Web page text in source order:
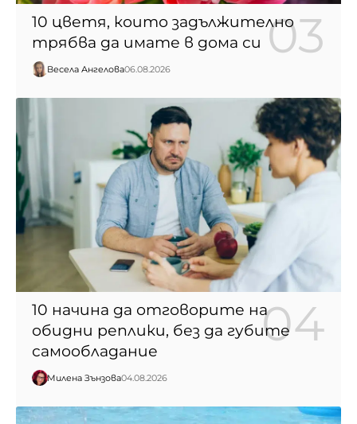
10 цветя, които задължително
трябва да имате в дома си
Весела Ангелова06.08.2026
10 начина да отговорите на
обидни реплики, без да губите
самообладание
Милена Зънзова04.08.2026